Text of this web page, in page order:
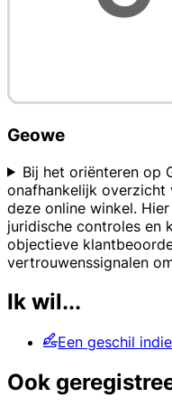
Geowe
Bij het oriënteren op
onafhankelijk overzicht
deze online winkel.
juridische controles en
objectieve
vertrouwenssignalen
Ik wil...
Een geschil
Ook